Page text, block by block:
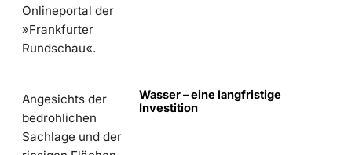
Onlineportal der
»Frankfurter
Rundschau«.
Angesichts der
bedrohlichen
Sachlage und der
Wasser – eine langfristige
Investition